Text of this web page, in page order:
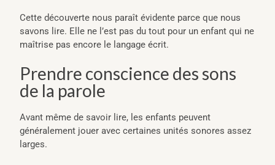
Cette découverte nous paraît évidente parce que nous
savons lire. Elle ne l’est pas du tout pour un enfant qui ne
maîtrise pas encore le langage écrit.
Prendre conscience des sons
de la parole
Avant même de savoir lire, les enfants peuvent
généralement jouer avec certaines unités sonores assez
larges.